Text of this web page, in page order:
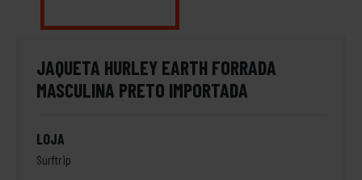
JAQUETA HURLEY EARTH FORRADA
MASCULINA PRETO IMPORTADA
LOJA
Surftrip